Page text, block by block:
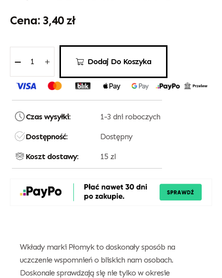
3,40 zł
Dodaj Do Koszyka
Czas wysyłki: 1-3 dni roboczych
Dostępność: Dostępny
Koszt dostawy: 15 zl
Wkłady marki Płomyk to doskonały sposób na
uczczenie wspomnień o bliskich nam osobach.
Doskonale sprawdzają się nie tylko w okresie